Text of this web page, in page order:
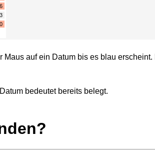
Maus auf ein Datum bis es blau
bedeutet bereits belegt.